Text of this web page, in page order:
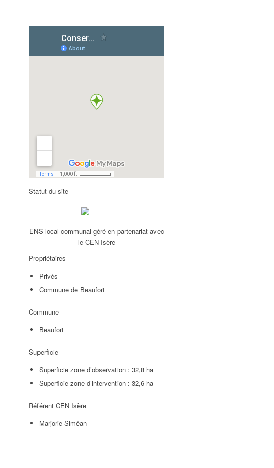
Statut du site
ENS local communal géré en partenariat avec
le CEN Isère
Propriétaires
Privés
Commune de Beaufort
Commune
Beaufort
Superficie
Superficie zone d’observation : 32,8 ha
Superficie zone d’intervention : 32,6 ha
Référent CEN Isère
Marjorie Siméan